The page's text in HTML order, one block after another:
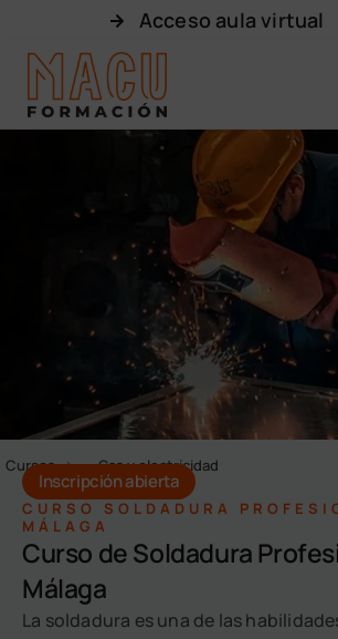
Acceso aula virtual
Cursos Gas y electricidad
Inscripción abierta
CURSO SOLDADURA
MÁLAGA
Curso de Soldadura
Málaga
La soldadura es una de las